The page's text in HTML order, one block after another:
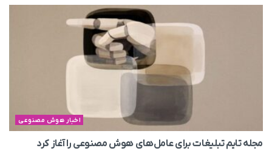
اخبار هوش مصنوعی
مجله تایم تبلیغات برای عامل‌های هوش مصنوعی را آغاز کرد